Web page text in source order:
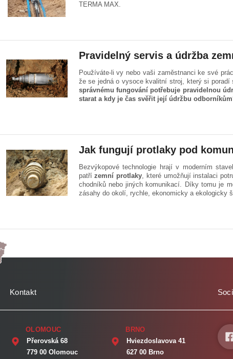
TERMA MAX.
Pravidelný servis a údržba
Používáte-li vy nebo vaši zaměstnanci ke své
že se jedná o vysoce kvalitní stroj, který si poradí
správnému fungování potřebuje pravidelnou
starat a kdy je čas svěřit její údržbu
Jak fungují protlaky pod
Bezvýkopové technologie hrají v moderním
patřízemní protlaky, které umožňují instalaci
chodníků nebo jiných komunikací. Díky tomu je
zásahy do okolí, rychle, ekonomicky a ekologicky
Kontakt
OLOMOUC
Přerovská 68
779 00 Olomouc
BRNO
Hviezdoslavova 41
627 00 Brno